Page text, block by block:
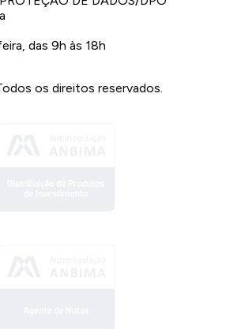
das 9h às 18h
os direitos reservados.